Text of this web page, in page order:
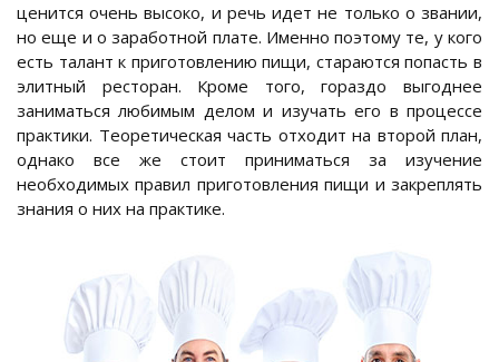
ценится очень высоко, и речь идет не только о звании,
но еще и о заработной плате. Именно поэтому те, у кого
есть талант к приготовлению пищи, стараются попасть в
элитный ресторан. Кроме того, гораздо выгоднее
заниматься любимым делом и изучать его в процессе
практики. Теоретическая часть отходит на второй план,
однако все же стоит приниматься за изучение
необходимых правил приготовления пищи и закреплять
знания о них на практике.